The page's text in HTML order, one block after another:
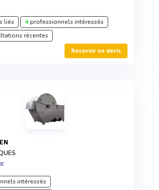
liés 4professionnels intéressés
récentes
Recevoir un devis
intéressés